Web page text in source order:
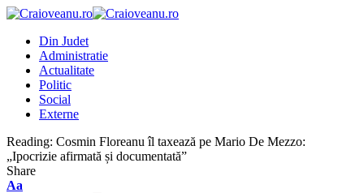
Din Judet
Administratie
Actualitate
Politic
Social
Externe
Reading: Cosmin Floreanu îl taxează pe Mario De Mezzo:
„Ipocrizie afirmată și documentată”
Share
Aa